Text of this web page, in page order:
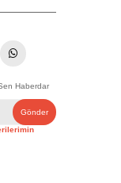
Haberdar
Gönder